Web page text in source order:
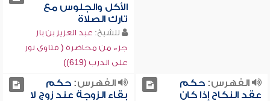
الأكل والجلوس مع
تارك الصلاة
للشيخ: عبد العزيز بن باز
جزء من محاضرة ( فتاوى نور
على الدرب (619))
الفهرس:حكم
عقد النكاح إذا كان
الفهرس:حكم
بقاء الزوجة عند زوج لا